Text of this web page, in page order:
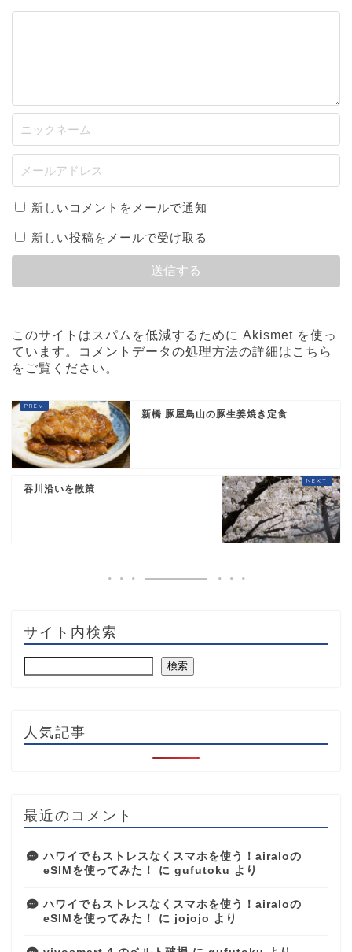
新しいコメントをメールで通知
新しい投稿をメールで受け取る
このサイトはスパムを低減するために Akismet を使っ
ています。
コメントデータの処理方法の詳細はこちら
をご覧ください 。
新橋 豚屋鳥山の豚生姜焼き定食
吞川沿いを散策
サイト内検索
検索
人気記事
最近のコメント
ハワイでもストレスなくスマホを使う！airaloの
eSIMを使ってみた！
に gufutoku より
ハワイでもストレスなくスマホを使う！airaloの
eSIMを使ってみた！
に jojojo より